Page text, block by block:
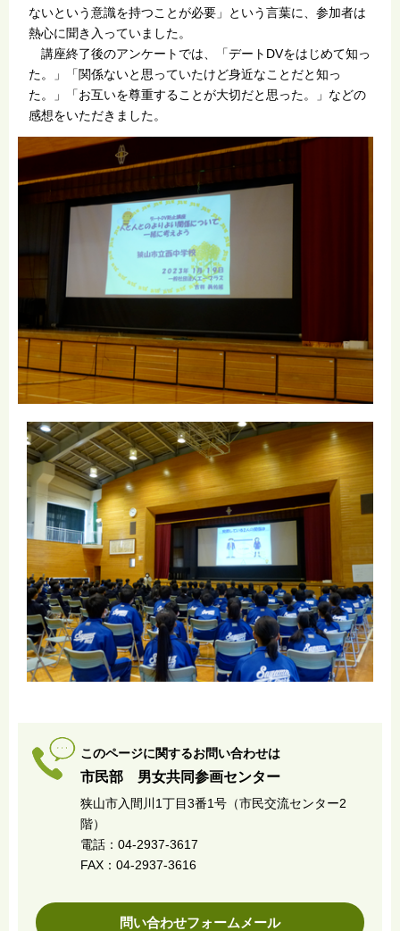
ないという意識を持つことが必要」という言葉に、参加者は
熱心に聞き入っていました。
講座終了後のアンケートでは、「デートDVをはじめて知っ
た。」「関係ないと思っていたけど身近なことだと知っ
た。」「お互いを尊重することが大切だと思った。」などの
感想をいただきました。
このページに関するお問い合わせは
市民部 男女共同参画センター
狭山市入間川1丁目3番1号（市民交流センター2
階）
電話：04-2937-3617
FAX：04-2937-3616
問い合わせフォームメール